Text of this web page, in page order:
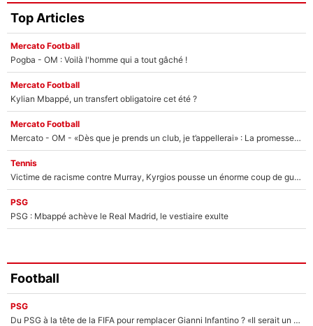
Top Articles
Mercato Football
Pogba - OM : Voilà l'homme qui a tout gâché !
Mercato Football
Kylian Mbappé, un transfert obligatoire cet été ?
Mercato Football
Mercato - OM - «Dès que je prends un club, je t’appellerai» : La promesse de Marcelino au moment de claquer la porte
Tennis
Victime de racisme contre Murray, Kyrgios pousse un énorme coup de gueule !
PSG
PSG : Mbappé achève le Real Madrid, le vestiaire exulte
Football
PSG
Du PSG à la tête de la FIFA pour remplacer Gianni Infantino ? «Il serait un mauvais président», le patron de la Liga s'attaque à Nasser Al-Khelaïfi !